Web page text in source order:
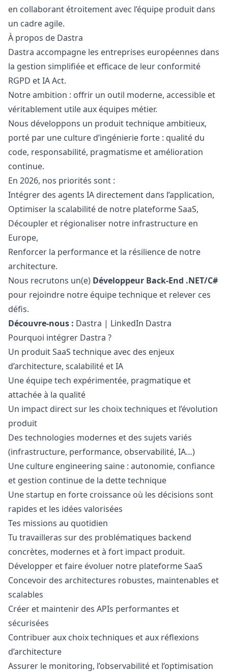
en collaborant étroitement avec l’équipe produit dans
un cadre agile.
À propos de Dastra
Dastra accompagne les entreprises européennes dans
la gestion simplifiée et efficace de leur conformité
RGPD et IA Act.
Notre ambition : offrir un outil moderne, accessible et
véritablement utile aux équipes métier.
Nous développons un produit technique ambitieux,
porté par une culture d’ingénierie forte : qualité du
code, responsabilité, pragmatisme et amélioration
continue.
En 2026, nos priorités sont :
Intégrer des agents IA directement dans l’application,
Optimiser la scalabilité de notre plateforme SaaS,
Découpler et régionaliser notre infrastructure en
Europe,
Renforcer la performance et la résilience de notre
architecture.
Nous recrutons un(e) Développeur Back-End .NET/C#
pour rejoindre notre équipe technique et relever ces
défis.
Découvre-nous : Dastra | LinkedIn Dastra
Pourquoi intégrer Dastra ?
Un produit SaaS technique avec des enjeux
d’architecture, scalabilité et IA
Une équipe tech expérimentée, pragmatique et
attachée à la qualité
Un impact direct sur les choix techniques et l’évolution
produit
Des technologies modernes et des sujets variés
(infrastructure, performance, observabilité, IA…)
Une culture engineering saine : autonomie, confiance
et gestion continue de la dette technique
Une startup en forte croissance où les décisions sont
rapides et les idées valorisées
Tes missions au quotidien
Tu travailleras sur des problématiques backend
concrètes, modernes et à fort impact produit.
Développer et faire évoluer notre plateforme SaaS
Concevoir des architectures robustes, maintenables et
scalables
Créer et maintenir des APIs performantes et
sécurisées
Contribuer aux choix techniques et aux réflexions
d’architecture
Assurer le monitoring, l’observabilité et l’optimisation